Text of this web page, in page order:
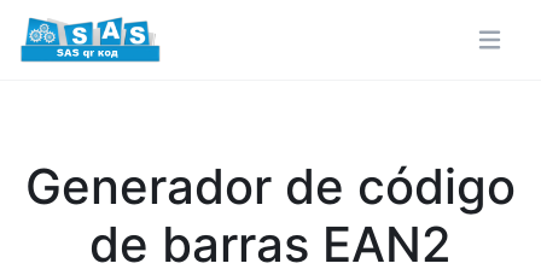
Generador de código
de barras EAN2